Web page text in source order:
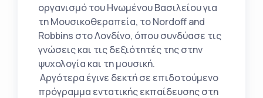
οργανισμό του Ηνωμένου Βασιλείου για
τη Μουσικοθεραπεία, το Nordoff and
Robbins στο Λονδίνο, όπου συνδύασε τις
γνώσεις και τις δεξιότητές της στην
ψυχολογία και τη μουσική.
Αργότερα έγινε δεκτή σε επιδοτούμενο
πρόγραμμα εντατικής εκπαίδευσης στη